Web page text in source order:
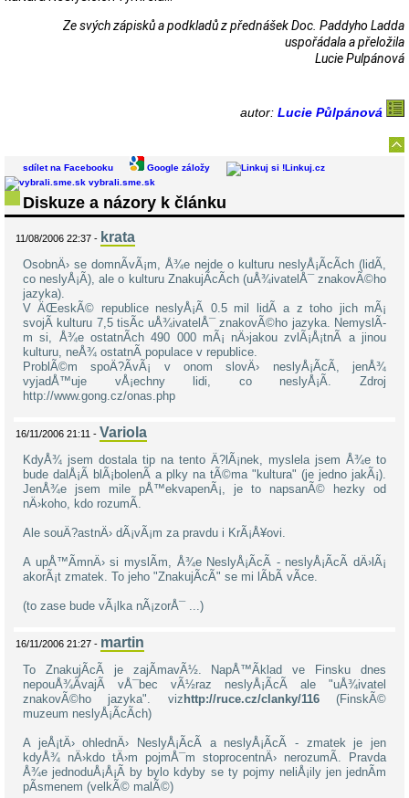
Ze svých zápisků a podkladů z přednášek Doc. Paddyho Ladda
uspořádala a přeložila
Lucie Pulpánová
autor: Lucie Půlpánová
sdílet na Facebooku Google záložy
Linkuj.cz
vybrali.sme.sk
Diskuze a názory k článku
11/08/2006 22:37 - krata
OsobnÄ› se domnÃ­vÃ¡m, Å¾e nejde o kulturu neslyÅ¡Ã­cÃ­ch (lidÃ­,
co neslyÅ¡Ã­), ale o kulturu ZnakujÃ­cÃ­ch (uÅ¾ivatelÅ¯ znakovÃ©ho
jazyka).
V ÄŒeskÃ© republice neslyÅ¡Ã­ 0.5 mil lidÃ­ a z toho jich mÃ¡
svojÃ­ kulturu 7,5 tisÃ­c uÅ¾ivatelÅ¯ znakovÃ©ho jazyka. NemyslÃ­
m si, Å¾e ostatnÃ­ch 490 000 mÃ¡ nÄ›jakou zvlÃ¡Å¡tnÃ­ a jinou
kulturu, neÅ¾ ostatnÃ­ populace v republice.
ProblÃ©m spoÄ?Ã­vÃ¡ v onom slovÄ› neslyÅ¡Ã­cÃ­, jenÅ¾
vyjadÅ™uje vÅ¡echny lidi, co neslyÅ¡Ã­. Zdroj
http://www.gong.cz/onas.php
16/11/2006 21:11 - Variola
KdyÅ¾ jsem dostala tip na tento Ä?lÃ¡nek, myslela jsem Å¾e to
bude dalÅ¡Ã­ blÃ¡bolenÃ­ a plky na tÃ©ma "kultura" (je jedno jakÃ¡).
JenÅ¾e jsem mile pÅ™ekvapenÃ¡, je to napsanÃ© hezky od
nÄ›koho, kdo rozumÃ­.
Ale souÄ?astnÄ› dÃ¡vÃ¡m za pravdu i KrÃ¡Å¥ovi.
A upÅ™Ã­mnÄ› si myslÃ­m, Å¾e NeslyÅ¡Ã­cÃ­ - neslyÅ¡Ã­cÃ­ dÄ›lÃ¡
akorÃ¡t zmatek. To jeho "ZnakujÃ­cÃ­" se mi lÃ­bÃ­ vÃ­ce.
(to zase bude vÃ¡lka nÃ¡zorÅ¯ ...)
16/11/2006 21:27 - martin
To ZnakujÃ­cÃ­ je zajÃ­mavÃ½. NapÅ™Ã­klad ve Finsku dnes
nepouÅ¾Ã­vajÃ­ vÅ¯bec vÃ½raz neslyÅ¡Ã­cÃ­ ale "uÅ¾ivatel
znakovÃ©ho jazyka". viz http://ruce.cz/clanky/116(FinskÃ©
muzeum neslyÅ¡Ã­cÃ­ch)
A jeÅ¡tÄ› ohlednÄ› NeslyÅ¡Ã­cÃ­ a neslyÅ¡Ã­cÃ­ - zmatek je jen
kdyÅ¾ nÄ›kdo tÄ›m pojmÅ¯m stoprocentnÄ› nerozumÃ­. Pravda
Å¾e jednoduÅ¡Å¡Ã­ by bylo kdyby se ty pojmy neliÅ¡ily jen jednÃ­m
pÃ­smenem (velkÃ© malÃ©)